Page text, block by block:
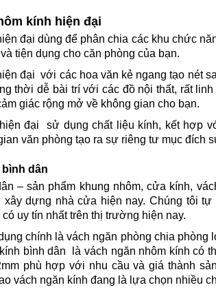
kính hiện đại
đại dùng để phân chia các khu chức
tiện dụng cho căn phòng của bạn.
đại với các hoa văn kẻ ngang tạo nét
thời dễ bài trí với các đồ nội thất, rất
giác rộng mở về không gian cho bạn.
đại sử dụng chất liệu kính, kết hợp
văn phòng tạo ra sự riêng tư mục đích
dân
– sản phẩm khung nhôm, cửa kính,
xây dựng nhà cửa hiện nay. Chúng tôi
uy tín nhất trên thị trường hiện nay.
chính là vách ngăn phòng chia phòng
bình dân là vách ngăn nhôm kính có
phù hợp với nhu cầu và giá thành
vách ngăn kính đang là lựa chọn nhiều